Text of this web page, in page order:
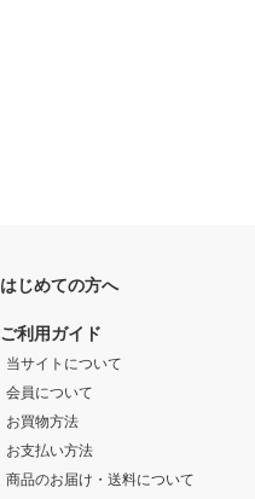
はじめての方へ
ご利用ガイド
当サイトについて
会員について
お買物方法
お支払い方法
商品のお届け・送料について